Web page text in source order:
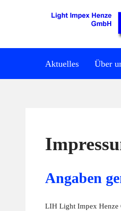
Aktuelles Über
Angaben
LIH Light Impex Henze